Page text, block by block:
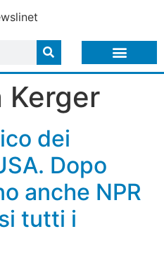
Kerger
dei
Dopo
anche NPR
tutti i